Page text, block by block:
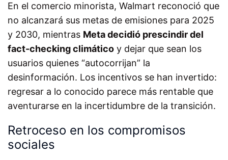
En el comercio minorista, Walmart reconoció que
no alcanzará sus metas de emisiones para 2025
y 2030, mientras Meta decidió prescindir del
fact-checking climático y dejar que sean los
usuarios quienes “autocorrijan” la
desinformación. Los incentivos se han invertido:
regresar a lo conocido parece más rentable que
aventurarse en la incertidumbre de la transición.
Retroceso en los compromisos
sociales